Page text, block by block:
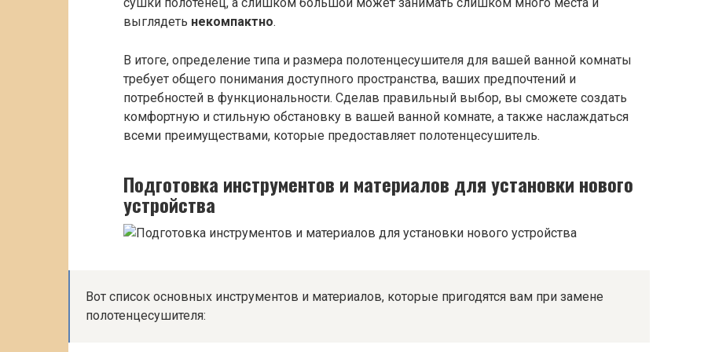
выглядеть некомпактно.
В итоге, определение типа и размера полотенцесушителя для вашей ванной комнаты
требует общего понимания доступного пространства, ваших предпочтений и
потребностей в функциональности. Сделав правильный выбор, вы сможете создать
комфортную и стильную обстановку в вашей ванной комнате, а также наслаждаться
всеми преимуществами, которые предоставляет полотенцесушитель.
Подготовка инструментов и материалов для установки нового
устройства
Вот список основных инструментов и материалов, которые пригодятся вам при замене
полотенцесушителя: